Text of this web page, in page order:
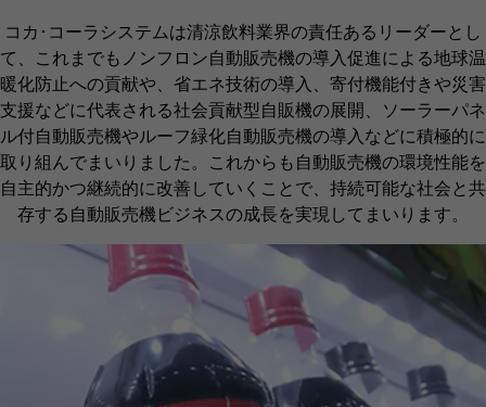
コカ･コーラシステムは清涼飲料業界の責任あるリーダーとし
て、これまでもノンフロン自動販売機の導入促進による地球温
暖化防止への貢献や、省エネ技術の導入、寄付機能付きや災害
支援などに代表される社会貢献型自販機の展開、ソーラーパネ
ル付自動販売機やルーフ緑化自動販売機の導入などに積極的に
取り組んでまいりました。これからも自動販売機の環境性能を
自主的かつ継続的に改善していくことで、持続可能な社会と共
存する自動販売機ビジネスの成長を実現してまいります。